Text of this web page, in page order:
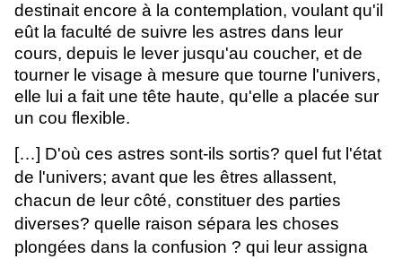
destinait encore à la contemplation, voulant qu'il
eût la faculté de suivre les astres dans leur
cours, depuis le lever jusqu'au coucher, et de
tourner le visage à mesure que tourne l'univers,
elle lui a fait une tête haute, qu'elle a placée sur
un cou flexible.
[…] D'où ces astres sont-ils sortis? quel fut l'état
de l'univers; avant que les êtres allassent,
chacun de leur côté, constituer des parties
diverses? quelle raison sépara les choses
plongées dans la confusion ? qui leur assigna